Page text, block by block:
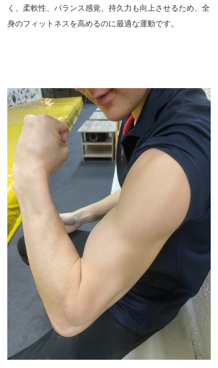
く、柔軟性、バランス感覚、持久力も向上させるため、全
身のフィットネスを高めるのに最適な運動です。